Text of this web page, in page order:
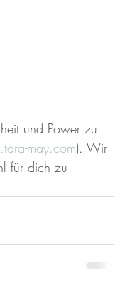
und Power zu
may.com). Wir
für dich zu